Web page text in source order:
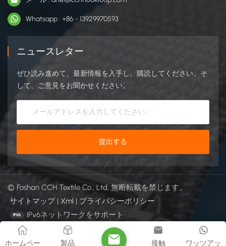
Whatsapp : +86 - 13929970593
ニュースレター
ぜひ読み進めて、最新情報を入手し、購読してください。そ
して、ご意見をお聞かせください。
© Foshan CCH Textile Co., Ltd. 無断転載を禁じます。
サイトマップ | Xml | プライバシーポリシー
IPv6ネットワークをサポート
ホームペー 製品 ワッツアッ
接触